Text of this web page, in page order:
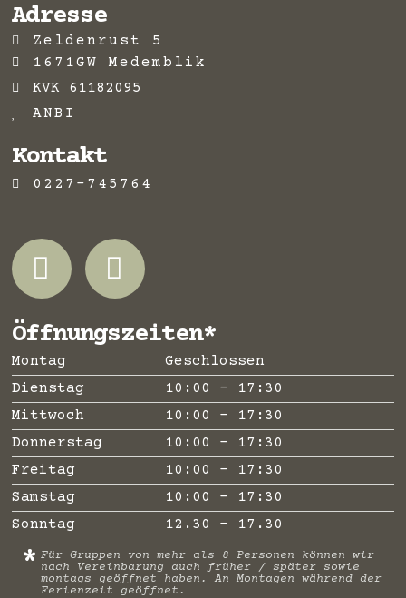
Adresse
Zeldenrust 5
1671GW Medemblik
KVK 61182095
ANBI
Kontakt
0227-745764
Öffnungszeiten*
Montag
Geschlossen
Dienstag
10:00 - 17:30
Mittwoch
10:00 - 17:30
Donnerstag
10:00 - 17:30
Freitag
10:00 - 17:30
Samstag
10:00 - 17:30
Sonntag
12.30 - 17.30
* Für Gruppen von mehr als 8 Personen können wir
nach Vereinbarung auch früher / später sowie
montags geöffnet haben. An Montagen während der
Ferienzeit geöffnet.